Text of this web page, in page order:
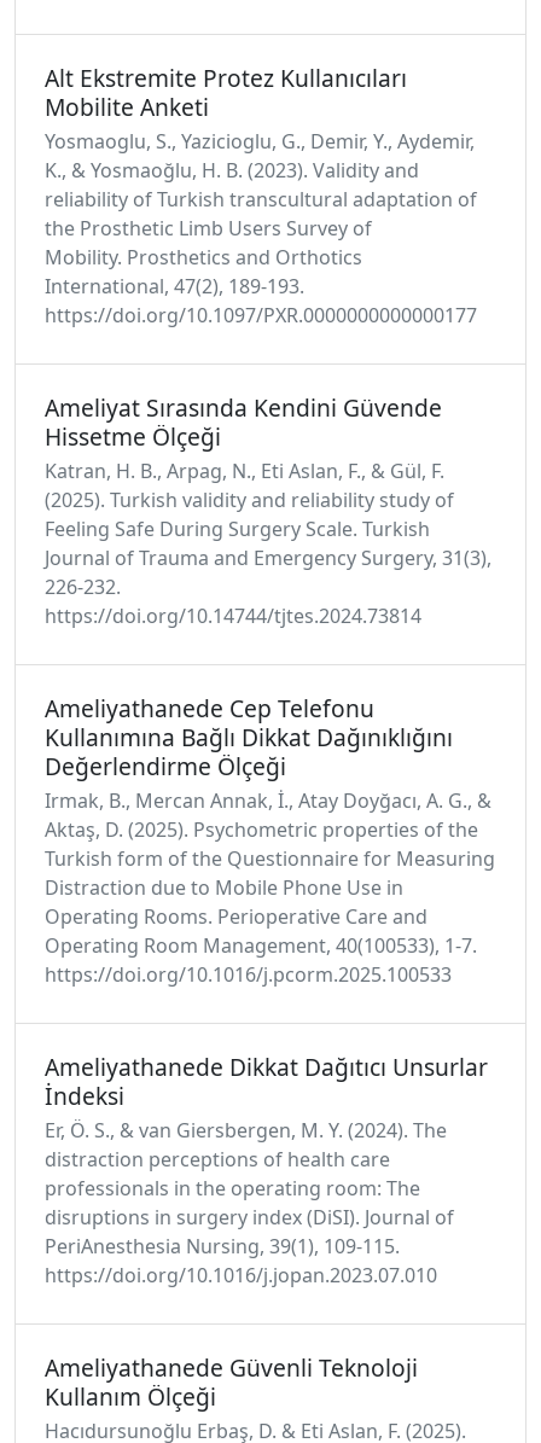
Alt Ekstremite Protez Kullanıcıları
Mobilite Anketi
Yosmaoglu, S., Yazicioglu, G., Demir, Y., Aydemir,
K., & Yosmaoğlu, H. B. (2023). Validity and
reliability of Turkish transcultural adaptation of
the Prosthetic Limb Users Survey of
Mobility. Prosthetics and Orthotics
International, 47(2), 189-193.
https://doi.org/10.1097/PXR.0000000000000177
Ameliyat Sırasında Kendini Güvende
Hissetme Ölçeği
Katran, H. B., Arpag, N., Eti Aslan, F., & Gül, F.
(2025). Turkish validity and reliability study of
Feeling Safe During Surgery Scale. Turkish
Journal of Trauma and Emergency Surgery, 31(3),
226-232.
https://doi.org/10.14744/tjtes.2024.73814
Ameliyathanede Cep Telefonu
Kullanımına Bağlı Dikkat Dağınıklığını
Değerlendirme Ölçeği
Irmak, B., Mercan Annak, İ., Atay Doyğacı, A. G., &
Aktaş, D. (2025). Psychometric properties of the
Turkish form of the Questionnaire for Measuring
Distraction due to Mobile Phone Use in
Operating Rooms. Perioperative Care and
Operating Room Management, 40(100533), 1-7.
https://doi.org/10.1016/j.pcorm.2025.100533
Ameliyathanede Dikkat Dağıtıcı Unsurlar
İndeksi
Er, Ö. S., & van Giersbergen, M. Y. (2024). The
distraction perceptions of health care
professionals in the operating room: The
disruptions in surgery index (DiSI). Journal of
PeriAnesthesia Nursing, 39(1), 109-115.
https://doi.org/10.1016/j.jopan.2023.07.010
Ameliyathanede Güvenli Teknoloji
Kullanım Ölçeği
Hacıdursunoğlu Erbaş, D. & Eti Aslan, F. (2025).